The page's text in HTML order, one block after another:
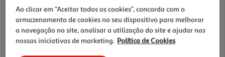
Price reduced from
8,60 €to
7,75 €
Ao clicar em "Aceitar todos os cookies", concorda com o
armazenamento de cookies no seu dispositivo para melhorar
a navegação no site, analisar a utilização do site e ajudar nas
nossas iniciativas de marketing. Política de Cookies